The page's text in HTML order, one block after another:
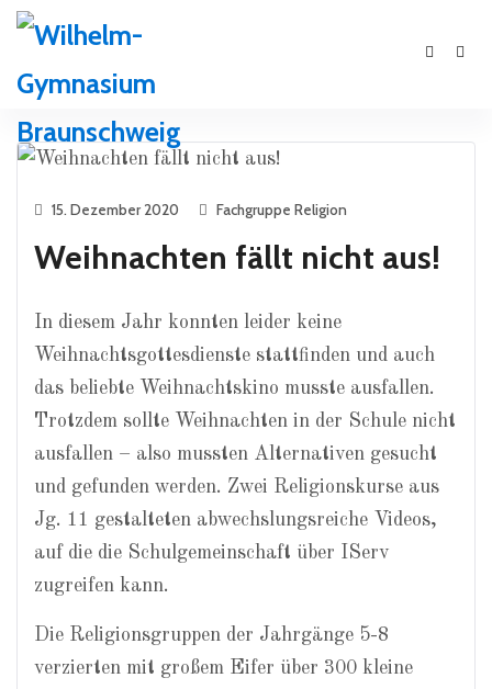
15. Dezember 2020 Fachgruppe Religion
Weihnachten fällt nicht aus!
In diesem Jahr konnten leider keine
Weihnachtsgottesdienste stattfinden und auch
das beliebte Weihnachtskino musste ausfallen.
Trotzdem sollte Weihnachten in der Schule nicht
ausfallen – also mussten Alternativen gesucht
und gefunden werden. Zwei Religionskurse aus
Jg. 11 gestalteten abwechslungsreiche Videos,
auf die die Schulgemeinschaft über IServ
zugreifen kann.
Die Religionsgruppen der Jahrgänge 5-8
verzierten mit großem Eifer über 300 kleine